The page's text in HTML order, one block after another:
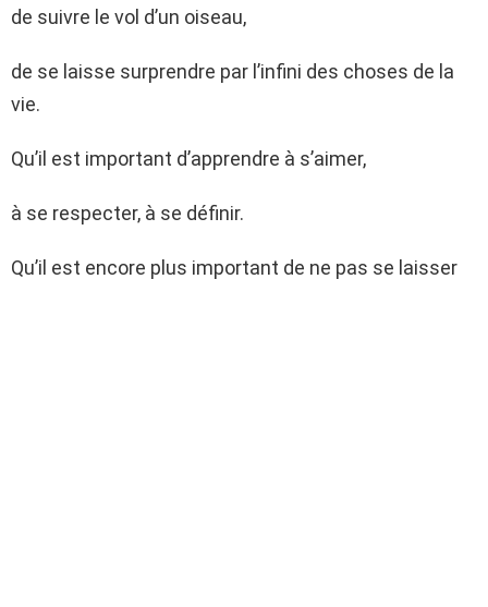
de suivre le vol d’un oiseau,
de se laisse surprendre par l’infini des choses de la
vie.
Qu’il est important d’apprendre à s’aimer,
à se respecter, à se définir.
Qu’il est encore plus important de ne pas se laisser